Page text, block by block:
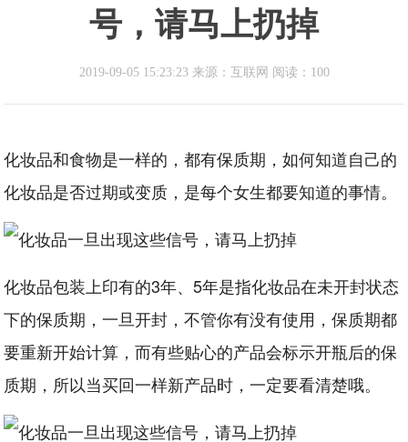
号，请马上扔掉
2019-09-05 15:23:23 来源：互联网 阅读：100
化妆品和食物是一样的，都有保质期，如何知道自己的
化妆品是否过期或变质，是每个女生都要知道的事情。
化妆品包装上印有的3年、5年是指化妆品在未开封状态
下的保质期，一旦开封，不管你有没有使用，保质期都
要重新开始计算，而有些贴心的产品会标示开瓶后的保
质期，所以当买回一样新产品时，一定要看清楚哦。